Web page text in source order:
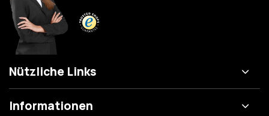
Nützliche Links
Informationen